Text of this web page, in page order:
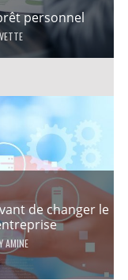
personnel
de changer le
AMINE